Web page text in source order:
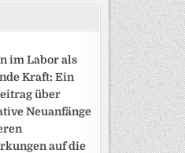
im Labor als
Kraft: Ein
über
Neuanfänge
auf die